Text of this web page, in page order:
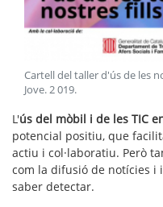
Cartell del taller d'ús de les
Jove.2 019.
L'ús del mòbil i de les TIC
potencial positiu, que
actiu i col·laboratiu. Però
com la difusió de notícies i
saber detectar.